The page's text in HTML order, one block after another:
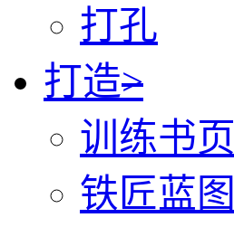
打孔
打造>
训练书页
铁匠蓝图